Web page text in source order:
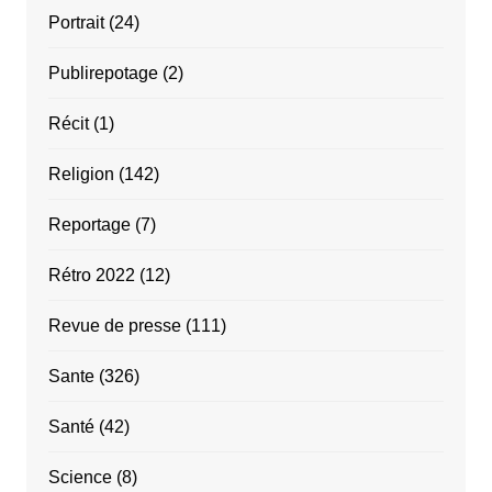
Portrait(24)
Publirepotage(2)
Récit(1)
Religion (142)
Reportage(7)
Rétro 2022 (12)
Revue de presse(111)
Sante(326)
Santé(42)
Science(8)